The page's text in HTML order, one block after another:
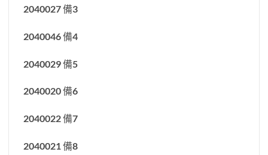
2040027 備3
2040046 備4
2040029 備5
2040020 備6
2040022 備7
2040021 備8